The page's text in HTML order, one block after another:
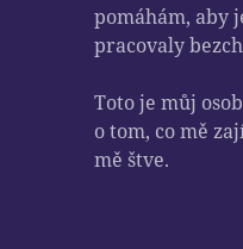
pomáhám, aby
pracovaly
Toto je můj
o tom, co mě
mě štve.